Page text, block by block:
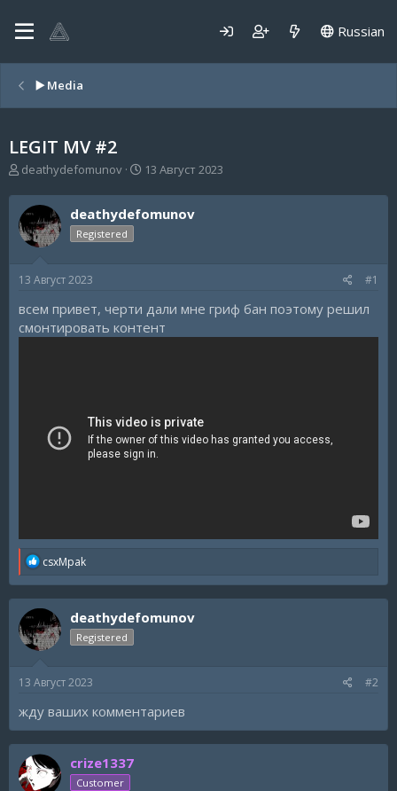
Russian
▶️ Media
LEGIT MV #2
А
т
о
р
т
м
deathydefomunov
Д
т
а
а
13 Август 2023
deathydefomunov
Registered
13 Август 2023 #1
всем привет, черти дали мне гриф бан поэтому решил
смонтировать контент
R
a
c
i
o
:
csxMpak
deathydefomunov
Registered
13 Август 2023 #2
жду ваших комментариев
crize1337
Customer